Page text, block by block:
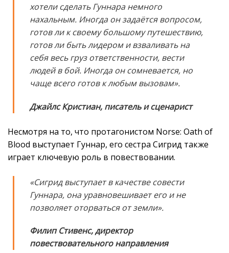
хотели сделать Гуннара немного
нахальным. Иногда он задаётся вопросом,
готов ли к своему большому путешествию,
готов ли быть лидером и взваливать на
себя весь груз ответственности, вести
людей в бой. Иногда он сомневается, но
чаще всего готов к любым вызовам».
Джайлс Кристиан, писатель и сценарист
Несмотря на то, что протагонистом Norse: Oath of
Blood выступает Гуннар, его сестра Сигрид также
играет ключевую роль в повествовании.
«Сигрид выступает в качестве совести
Гуннара, она уравновешивает его и не
позволяет оторваться от земли».
Филип Стивенс, директор
повествовательного направления